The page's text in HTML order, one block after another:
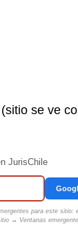
se ve
JurisChile
para este sitio:
→ Ventanas